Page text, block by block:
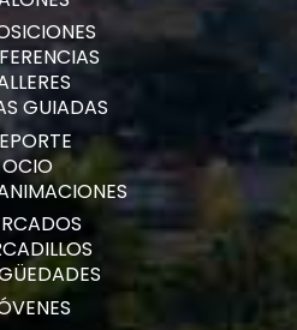
GUIADAS
OCIO